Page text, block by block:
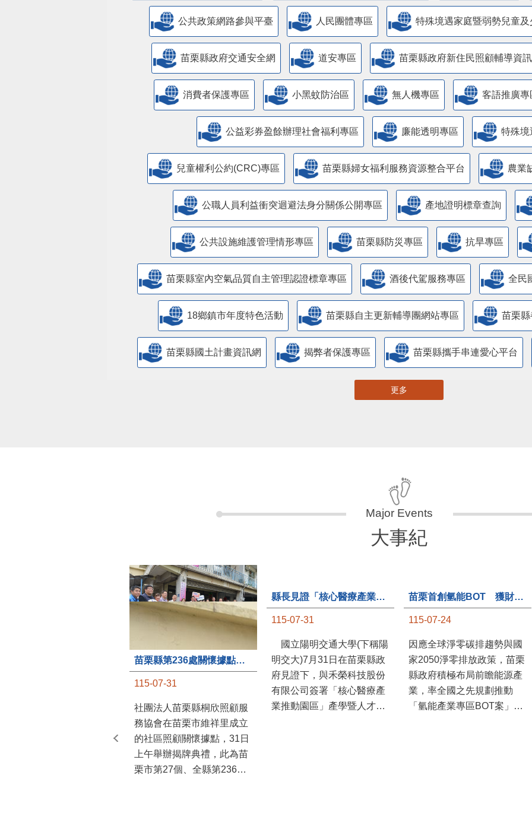
公共政策網路參與平臺 人民團體專區 特殊境遇家庭暨弱勢兒童
苗栗縣政府交通安全網 道安專區 苗栗縣政府新住民照顧輔導資
消費者保護專區 小黑蚊防治區 無人機專區 客語推廣專
公益彩券盈餘辦理社會福利專區 廉能透明專區 特殊境
兒童權利公約(CRC)專區 苗栗縣婦女福利服務資源整合平台 農業
公職人員利益衝突迴避法身分關係公開專區 產地證明標章查詢
​公共設施維護管理情形專區 苗栗縣防災專區 抗旱專區
苗栗縣室內空氣品質自主管理認證標章專區 酒後代駕服務專區 全民
18鄉鎮市年度特色活動 苗栗縣自主更新輔導團網站專區 苗栗
苗栗縣國土計畫資訊網 揭弊者保護專區 苗栗縣攜手串連愛心平台
更多
大事紀
苗栗縣第236處關懷據點在苗栗市維祥里揭牌
115-07-31
社團法人苗栗縣桐欣照顧服
務協會在苗栗市維祥里成立
的社區照顧關懷據點，31日
上午舉辦揭牌典禮，此為苗
栗市第27個、全縣第236處
縣長見證「核心醫療產業推動園區」產學合作簽約儀式
國立陽明交通大學(下稱陽
苗栗首創氫能BOT 獲財政部「突破之翼」肯定
115-07-24
因應全球淨零碳排趨勢與國
家2050淨零排放政策，苗栗
縣政府積極布局前瞻能源產
業，率全國之先規劃推動
「氫能產業專區BOT案」，